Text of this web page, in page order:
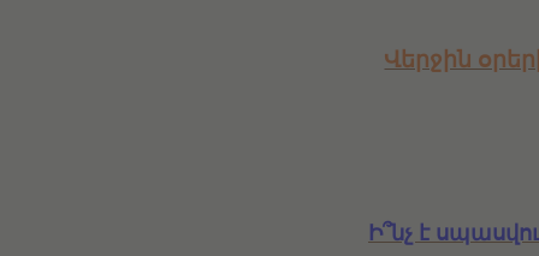
Վերջին
Ի՞նչ է